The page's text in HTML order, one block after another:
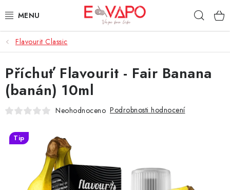
na
3D TISK
TIPY ZA DOBROU CENU
AROMATA A PŘÍCHUTĚ
E-CIGARETY
Flavourit Classic
Příchuť Flavourit - Fair Banana
(banán) 10ml
Neohodnoceno Podrobnosti hodnocení
Tip